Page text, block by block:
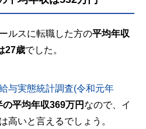
ルスに転職した方の平均年収
27歳でした。
与実態統計調査(令和元年
平均年収369万円 なので、イ
高いと言えるでしょう。